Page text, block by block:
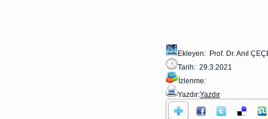
Ekleyen: Prof. Dr. Anıl
Tarih: 29.3.2021
İzlenme:
Yazdır:Yazdır